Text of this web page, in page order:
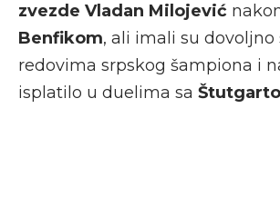
zvezde Vladan Milojević
Benfikom, ali imali su
redovima srpskog šampiona i
isplatilo u duelima sa